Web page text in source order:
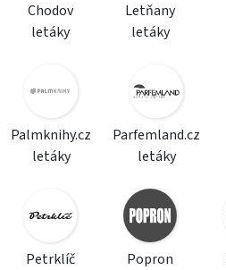
Chodov
letáky
Letňany
letáky
Palmknihy.cz
letáky
Parfemland.cz
letáky
Petrklíč
Popron